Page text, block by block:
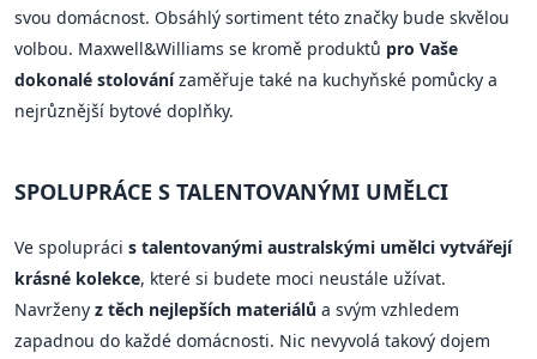
svou domácnost. Obsáhlý sortiment této značky bude skvělou
volbou. Maxwell&Williams se kromě produktů pro Vaše
dokonalé stolovánízaměřuje také na kuchyňské pomůcky a
nejrůznější bytové doplňky.
SPOLUPRÁCE S TALENTOVANÝMI UMĚLCI
Ve spolupráci s talentovanými australskými umělci vytvářejí
krásné kolekce, které si budete moci neustále užívat.
Navrženy z těch nejlepších materiálů a svým vzhledem
zapadnou do každé domácnosti. Nic nevyvolá takový dojem